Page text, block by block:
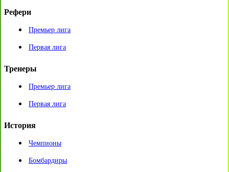
Рефери
Премьер лига
Первая лига
Тренеры
Премьер лига
Первая лига
История
Чемпионы
Бомбардиры